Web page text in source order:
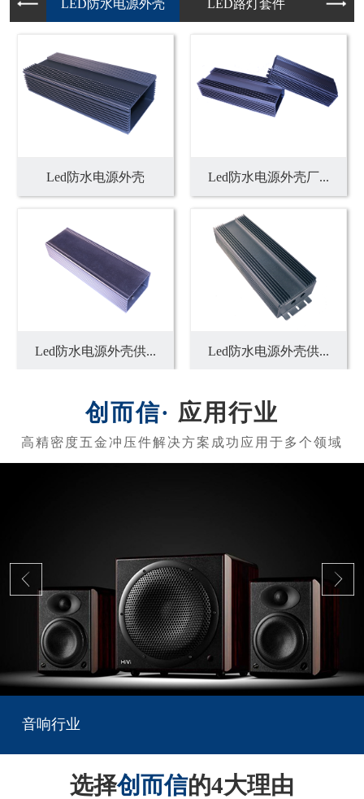
Led防水电源外壳 Led防水电源外壳厂...
Led防水电源外壳供... Led防水电源外壳供...
应用行业
音响行业
选择创而信的4大理由